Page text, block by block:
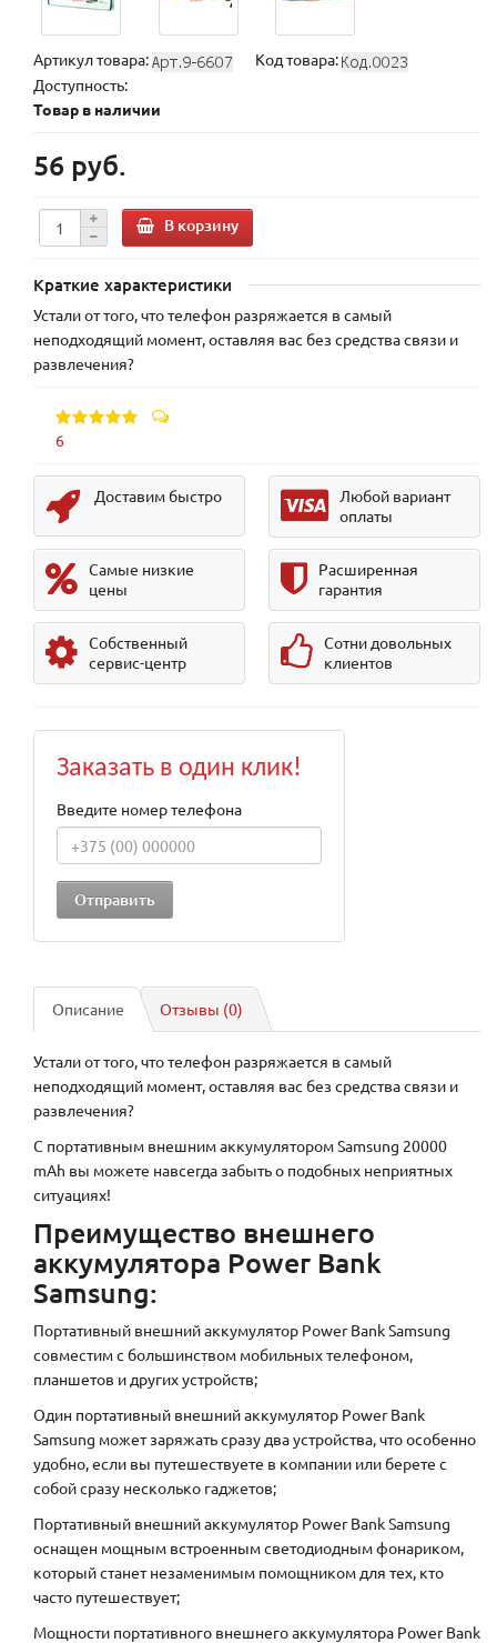
Артикул товара:
Код товара:
Доступность:
Товар в наличии
56 руб.
В корзину
Краткие характеристики
Устали от того, что телефон разряжается в самый
неподходящий момент, оставляя вас без средства связи и
развлечения?
6
Доставим быстро
Любой вариант
оплаты
Самые низкие
цены
Расширенная
гарантия
Собственный
сервис-центр
Сотни довольных
клиентов
Заказать в один клик!
Введите номер телефона
Описание Отзывы (0)
Устали от того, что телефон разряжается в самый
неподходящий момент, оставляя вас без средства связи и
развлечения?
С портативным внешним аккумулятором Samsung 20000
mAh вы можете навсегда забыть о подобных неприятных
ситуациях!
Преимущество внешнего
аккумулятора Power Bank
Samsung:
Портативный внешний аккумулятор Power Bank Samsung
совместим с большинством мобильных телефоном,
планшетов и других устройств;
Один портативный внешний аккумулятор Power Bank
Samsung может заряжать сразу два устройства, что особенно
удобно, если вы путешествуете в компании или берете с
собой сразу несколько гаджетов;
Портативный внешний аккумулятор Power Bank Samsung
оснащен мощным встроенным светодиодным фонариком,
который станет незаменимым помощником для тех, кто
часто путешествует;
Мощности портативного внешнего аккумулятора Power Bank